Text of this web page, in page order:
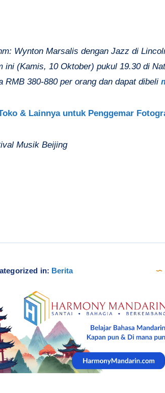
Wynton Marsalis dengan Jazz di
ini (Kamis, 10 Oktober) pukul 19.30 di
RMB 380-880 per orang dan dapat dibeli
& Lainnya untuk Penggemar
Musik Beijing
in: Berita